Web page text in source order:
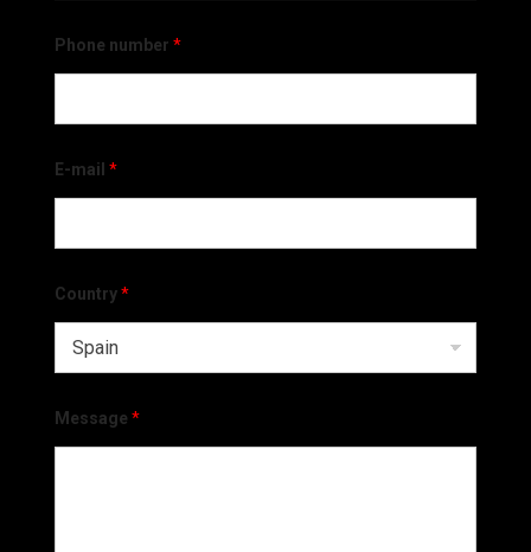
Phone number *
E-mail *
Country*
Message *